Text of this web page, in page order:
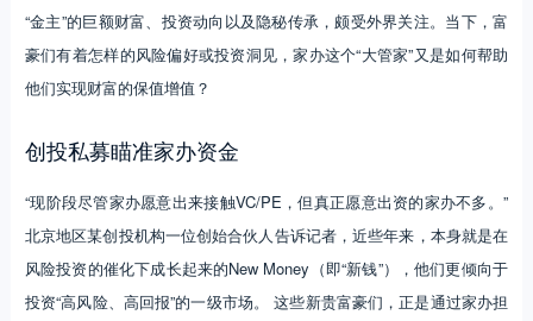
“金主”的巨额财富、投资动向以及隐秘传承，颇受外界关注。当下，富
豪们有着怎样的风险偏好或投资洞见，家办这个“大管家”又是如何帮助
他们实现财富的保值增值？
创投私募瞄准家办资金
“现阶段尽管家办愿意出来接触VC/PE，但真正愿意出资的家办不多。”
北京地区某创投机构一位创始合伙人告诉记者，近些年来，本身就是在
风险投资的催化下成长起来的New Money（即“新钱”），他们更倾向于
投资“高风险、高回报”的一级市场。 这些新贵富豪们，正是通过家办担